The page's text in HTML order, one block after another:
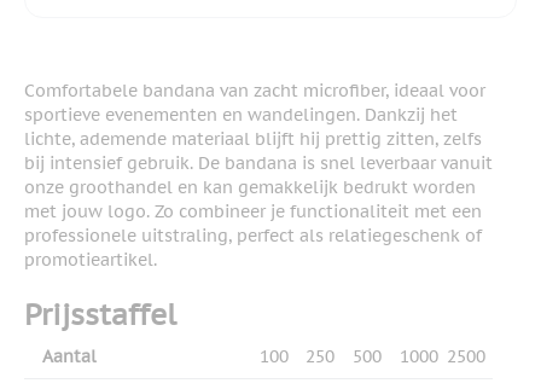
Comfortabele bandana van zacht microfiber, ideaal voor
sportieve evenementen en wandelingen. Dankzij het
lichte, ademende materiaal blijft hij prettig zitten, zelfs
bij intensief gebruik. De bandana is snel leverbaar vanuit
onze groothandel en kan gemakkelijk bedrukt worden
met jouw logo. Zo combineer je functionaliteit met een
professionele uitstraling, perfect als relatiegeschenk of
promotieartikel.
Prijsstaffel
Aantal 100 250 500 1000 2500